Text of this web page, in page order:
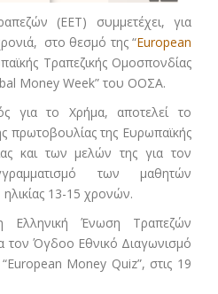
(ΕΕΤ) συμμετέχει, για
στο θεσμό της “European
Τραπεζικής Ομοσπονδίας
Money Week” του ΟΟΣΑ.
για το Χρήμα, αποτελεί το
πρωτοβουλίας της Ευρωπαϊκής
και των μελών της για τον
των μαθητών
13-15 χρονών.
Ελληνική Ένωση Τραπεζών
τον Όγδοο Εθνικό Διαγωνισμό
Money Quiz”, στις 19